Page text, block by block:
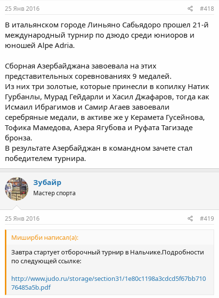
25 Янв 2016 #418
В итальянском городе Линьяно Сабьядоро прошел 21-й
международный турнир по дзюдо среди юниоров и
юношей Alpe Adria.
Сборная Азербайджана завоевала на этих
представительных соревнованиях 9 медалей.
Из них три золотые, которые принесли в копилку Натик
Гурбанлы, Мурад Гейдарли и Хасил Джафаров, тогда как
Исмаил Ибрагимов и Самир Агаев завоевали
серебряные медали, в активе же у Керамета Гусейнова,
Тофика Мамедова, Азера Ягубова и Руфата Тагизаде
бронза.
В результате Азербайджан в командном зачете стал
победителем турнира.
Зубайр
Мастер спорта
25 Янв 2016 #419
Миширби написал(а):
Завтра стартует отборочный турнир в Нальчике.Подробности
по следующей ссылке:
http://www.judo.ru/storage/section31/1e80c1198a3cdcd5f67bb710
76485a5b.pdf